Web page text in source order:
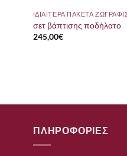
σετ βάπτισης ποδήλατο
245,00€
ΠΛΗΡΟΦΟΡΙΕΣ